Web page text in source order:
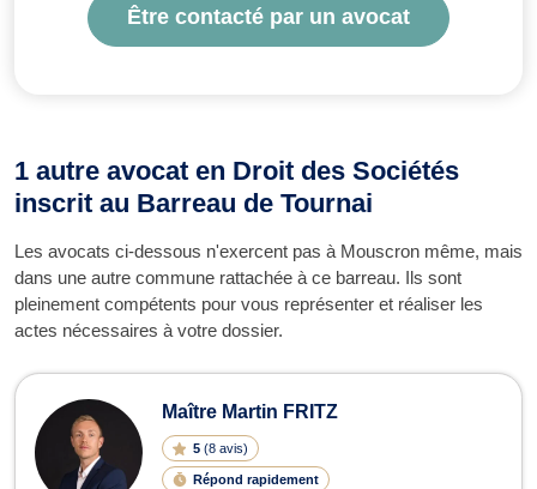
Être contacté par un avocat
1 autre avocat en Droit des Sociétés
inscrit au Barreau de Tournai
Les avocats ci-dessous n'exercent pas à Mouscron même, mais
dans une autre commune rattachée à ce barreau. Ils sont
pleinement compétents pour vous représenter et réaliser les
actes nécessaires à votre dossier.
Maître Martin FRITZ
5 (8 avis)
Répond rapidement